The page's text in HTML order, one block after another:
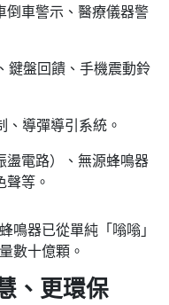
倒車警示、醫療儀器警
鍵盤回饋、手機震動鈴
、導彈導引系統。​
盪電路）、無源蜂鳴器
聲等。​
鳴器已從單純「嗡嗡」
數十億顆。
、更環保